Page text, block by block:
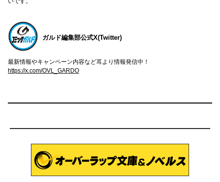
ガルド編集部公式X(Twitter)
最新情報やキャンペーン内容など耳より情報発信中！
https://x.com/OVL_GARDO